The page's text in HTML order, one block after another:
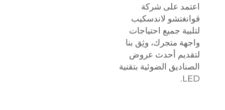
اعتمد على شركة
قوانغتشو لاندسكيب
لتلبية جميع احتياجات
واجهة متجرك، وثِق بنا
لتقديم أحدث عروض
الصناديق الضوئية بتقنية
LED.